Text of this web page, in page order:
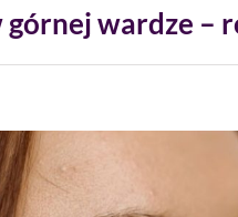
górnej wardze –